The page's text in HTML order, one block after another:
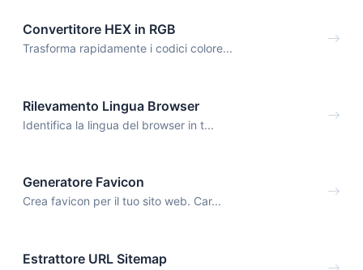
Convertitore HEX in RGB
Trasforma rapidamente i codici colore...
Rilevamento Lingua Browser
Identifica la lingua del browser in t...
Generatore Favicon
Crea favicon per il tuo sito web. Car...
Estrattore URL Sitemap